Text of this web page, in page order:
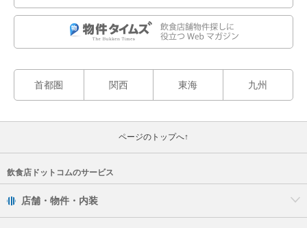
首都圏 関西 東海 九州
ページのトップへ↑
飲食店ドットコムのサービス
店舗・物件・内装